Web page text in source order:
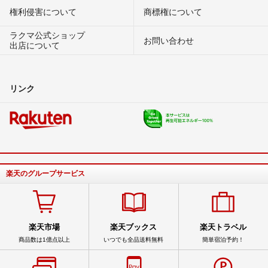
権利侵害について
商標権について
ラクマ公式ショップ
出店について
お問い合わせ
リンク
楽天のグループサービス
楽天市場
商品数は1億点以上
楽天ブックス
いつでも全品送料無料
楽天トラベル
簡単宿泊予約！